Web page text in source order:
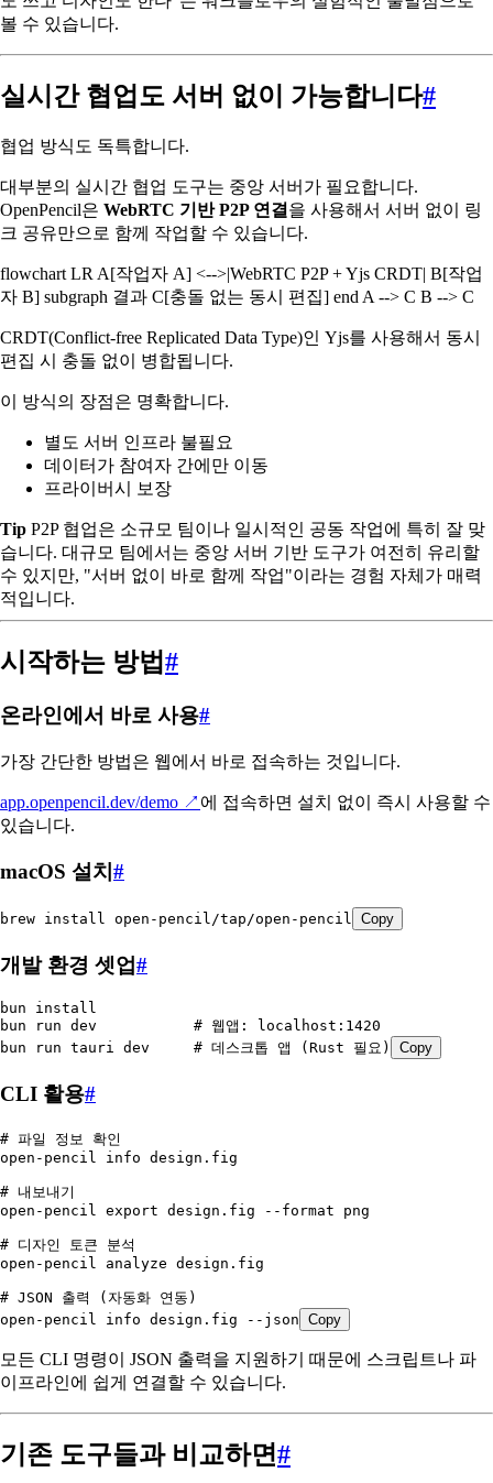
볼 수 있습니다.
실시간 협업도 서버 없이 가능합니다#
협업 방식도 독특합니다.
대부분의 실시간 협업 도구는 중앙 서버가 필요합니다.
OpenPencil은 WebRTC 기반 P2P 연결 을 사용해서 서버 없이 링
크 공유만으로 함께 작업할 수 있습니다.
flowchart LR A[작업자 A] <-->|WebRTC P2P + Yjs CRDT| B[작업
자 B] subgraph 결과 C[충돌 없는 동시 편집] end A --> C B --> C
CRDT(Conflict-free Replicated Data Type)인 Yjs를 사용해서 동시
편집 시 충돌 없이 병합됩니다.
이 방식의 장점은 명확합니다.
별도 서버 인프라 불필요
데이터가 참여자 간에만 이동
프라이버시 보장
Tip P2P 협업은 소규모 팀이나 일시적인 공동 작업에 특히 잘 맞
습니다. 대규모 팀에서는 중앙 서버 기반 도구가 여전히 유리할
수 있지만, "서버 없이 바로 함께 작업"이라는 경험 자체가 매력
적입니다.
시작하는 방법#
온라인에서 바로 사용#
가장 간단한 방법은 웹에서 바로 접속하는 것입니다.
app.openpencil.dev/demo ↗ 에 접속하면 설치 없이 즉시 사용할 수
있습니다.
macOS 설치 #
brew install open-pencil/tap/open-pencil Copy
개발 환경 셋업#
bun install
bun run dev
           # 웹앱: localhost:1420
bun run tauri dev
     # 데스크톱 앱 (Rust 필요)
Copy
CLI 활용#
# 파일 정보 확인
open-pencil
info design.fig
# 내보내기
open-pencil
export design.fig --format png
# 디자인 토큰 분석
open-pencil
analyze design.fig
# JSON 출력 (자동화 연동)
open-pencil
info design.fig --json Copy
모든 CLI 명령이 JSON 출력을 지원하기 때문에 스크립트나 파
이프라인에 쉽게 연결할 수 있습니다.
기존 도구들과 비교하면#